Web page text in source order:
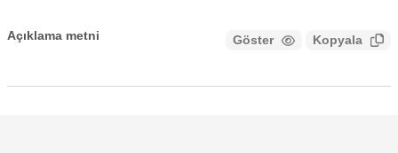
Açıklama metni Göster Kopyala